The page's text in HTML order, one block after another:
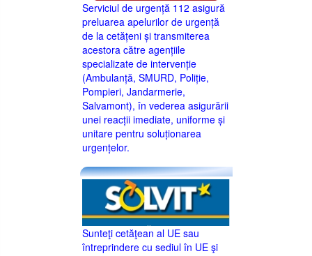
Serviciul de urgență 112 asigură
preluarea apelurilor de urgență
de la cetățeni și transmiterea
acestora către agențiile
specializate de intervenție
(Ambulanță, SMURD, Poliție,
Pompieri, Jandarmerie,
Salvamont), în vederea asigurării
unei reacții imediate, uniforme și
unitare pentru soluționarea
urgențelor.
Sunteţi cetăţean al UE sau
întreprindere cu sediul în UE şi